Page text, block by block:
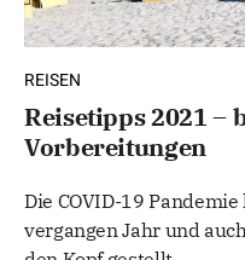
REISEN
Reisetipps 2021 –
Vorbereitungen
Die COVID-19
vergangen Jahr und